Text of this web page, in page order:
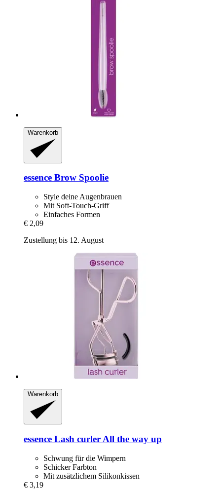
Warenkorb
essence Brow Spoolie
Style deine Augenbrauen
Mit Soft-Touch-Griff
Einfaches Formen
€ 2,09
Zustellung bis 12. August
Warenkorb
essence Lash curler All the way up
Schwung für die Wimpern
Schicker Farbton
Mit zusätzlichem Silikonkissen
€ 3,19